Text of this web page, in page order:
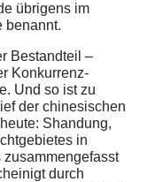
übrigens im
benannt.
Bestandteil –
Konkurrenz-
Und so ist zu
der chinesischen
Shandung,
in
durch